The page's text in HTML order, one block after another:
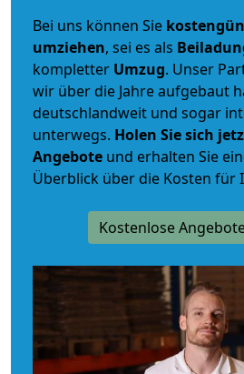
Bei uns können Sie
umziehen, sei es als
kompletter Umzug. Unser
wir über die Jahre aufgebaut
deutschlandweit und sogar
unterwegs. Holen Sie sich
Angebote und erhalten Sie
Überblick über die Kosten für
Kostenlose